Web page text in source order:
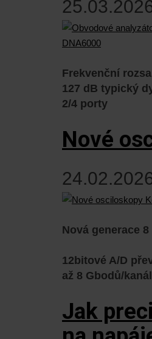
Frekvenční
127 dB typický
2/4 porty
Nové
Nová generace
12bitové A/D
až 8 Gbodů/kanál
Jak